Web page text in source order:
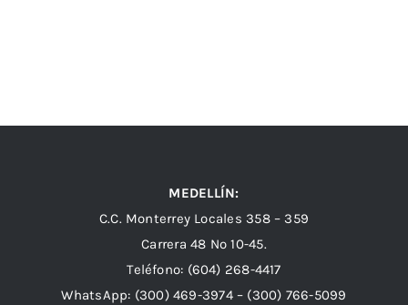
MEDELLÍN:
C.C. Monterrey Locales 358 – 359
Carrera 48 Nº 10-45.
Teléfono: (604) 268-4417
WhatsApp: (300) 469-3974 – (300) 766-5099